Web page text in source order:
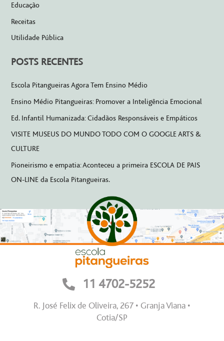
s
a
o
r
Educação
Receitas
Utilidade Pública
POSTS RECENTES
Escola Pitangueiras Agora Tem Ensino Médio
Ensino Médio Pitangueiras: Promover a Inteligência Emocional
Ed. Infantil Humanizada: Cidadãos Responsáveis ​​e Empáticos
VISITE MUSEUS DO MUNDO TODO COM O GOOGLE ARTS &
CULTURE
Pioneirismo e empatia: Aconteceu a primeira ESCOLA DE PAIS
ON-LINE da Escola Pitangueiras.
11 4702-5252
R. José Felix de Oliveira, 267 • Granja Viana •
Cotia/SP